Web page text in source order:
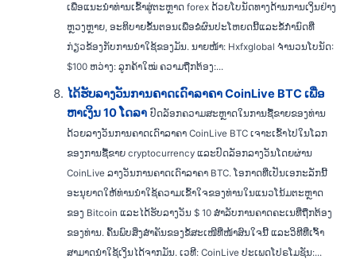
ເພື່ອແນະນໍາທ່ານເຂົ້າສູ່ຕະຫຼາດ forex ດ້ວຍໂບນັດທາງດ້ານການເງິນຢ່າງ
ຫຼວງຫຼາຍ, ອະທິບາຍຂັ້ນຕອນເພື່ອຂໍຜົນປະໂຫຍດນີ້ແລະຂໍ້ກໍານົດທີ່
ກ່ຽວຂ້ອງກັບການນໍາໃຊ້ຂອງມັນ. ນາຍໜ້າ: Hxfxglobal ຈຳນວນໂບນັດ:
$100 ຫວ່າງ: ລູກຄ້າໃໝ່ ຄວາມຖືກຕ້ອງ:...
ໄດ້ຮັບລາງວັນການຄາດເດົາລາຄາ CoinLive BTC ເພື່ອ
ຫາເງິນ 10 ໂດລາ ປົດລັອກຄວາມສະຫຼາດໃນການຊື້ຂາຍຂອງທ່ານ
ດ້ວຍລາງວັນການຄາດເດົາລາຄາ CoinLive BTC ເຈາະເຂົ້າໄປໃນໂລກ
ຂອງການຊື້ຂາຍ cryptocurrency ແລະປົດລັອກລາງວັນໂດຍຜ່ານ
CoinLive ລາງວັນການຄາດເດົາລາຄາ BTC. ໂອກາດທີ່ເປັນເອກະລັກນີ້
ອະນຸຍາດໃຫ້ທ່ານນໍາໃຊ້ຄວາມເຂົ້າໃຈຂອງທ່ານໃນແນວໂນ້ມຕະຫຼາດ
ຂອງ Bitcoin ແລະໄດ້ຮັບລາງວັນ $ 10 ສໍາລັບການຄາດຄະເນທີ່ຖືກຕ້ອງ
ຂອງທ່ານ. ຄົ້ນພົບສິ່ງສຳຄັນຂອງຂໍ້ສະເໜີທີ່ໜ້າສົນໃຈນີ້ ແລະວິທີທີ່ເຈົ້າ
ສາມາດນຳໃຊ້ເງິນໄດ້ຈາກມັນ. ເວທີ: CoinLive ປະເພດໂປຣໂມຊັນ:...